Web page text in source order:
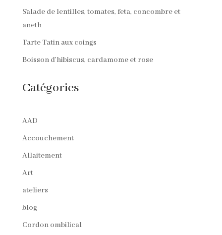
Salade de lentilles, tomates, feta, concombre et
aneth
Tarte Tatin aux coings
Boisson d’hibiscus, cardamome et rose
Catégories
AAD
Accouchement
Allaitement
Art
ateliers
blog
Cordon ombilical